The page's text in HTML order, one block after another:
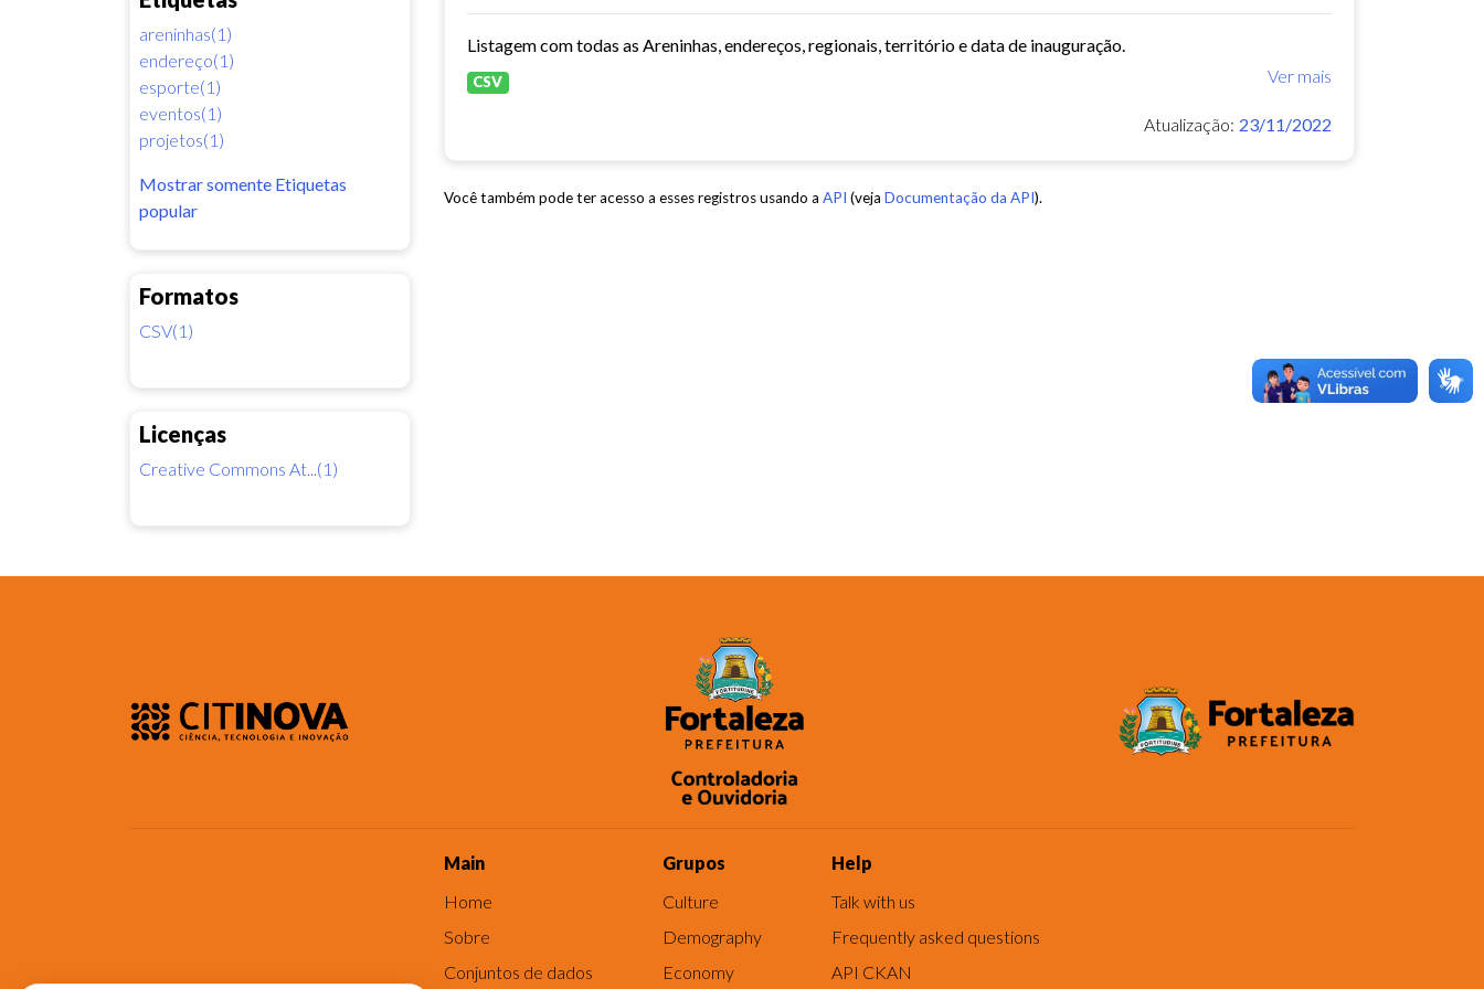
areninhas(1)
endereço(1)
esporte(1)
eventos(1)
projetos(1)
Mostrar somente Etiquetas
popular
Formatos
CSV(1)
Licenças
Creative Commons At...(1)
Listagem com todas as Areninhas, endereços, regionais, território e data de inauguração.
Ver mais
CSV
Atualização: 23/11/2022
Você também pode ter acesso a esses registros usando a API (veja Documentação da API).
Main
Home
Sobre
Conjuntos de dados
Grupos
Culture
Demography
Economy
Help
Talk with us
Frequently asked questions
API CKAN